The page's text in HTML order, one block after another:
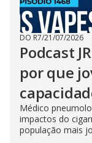
DO R7/21/07/2026
Podcast
por que
Médico
impactos do
população mais